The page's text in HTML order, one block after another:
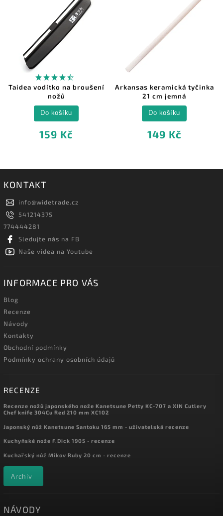
Taidea vodítko na broušení
nožů
159 Kč
Do košíku
Arkansas keramická tyčinka
21 cm jemná
149 Kč
Do košíku
KONTAKT
info@widetrade.cz
541214375
774444281
Sledujte nás na FB
Naše videa na Youtube
INFORMACE PRO VÁS
Blog
Recenze
Návody
Kontakty
Obchodní podmínky
Podmínky ochrany osobních údajů
RECENZE
Recenze nožů japonského nože Kanetsune Petty KC-707 a XIN Cutlery
Chef knife 304Cu Red 210 mm XC102
Japonský nůž Kanetsune Santoku 165 mm - uživatelská recenze
Kuchyňské nože F.Dick 1905 - recenze
Kuchařský nůž Mikov Ruby 20 cm - recenze
Archiv
NÁVODY